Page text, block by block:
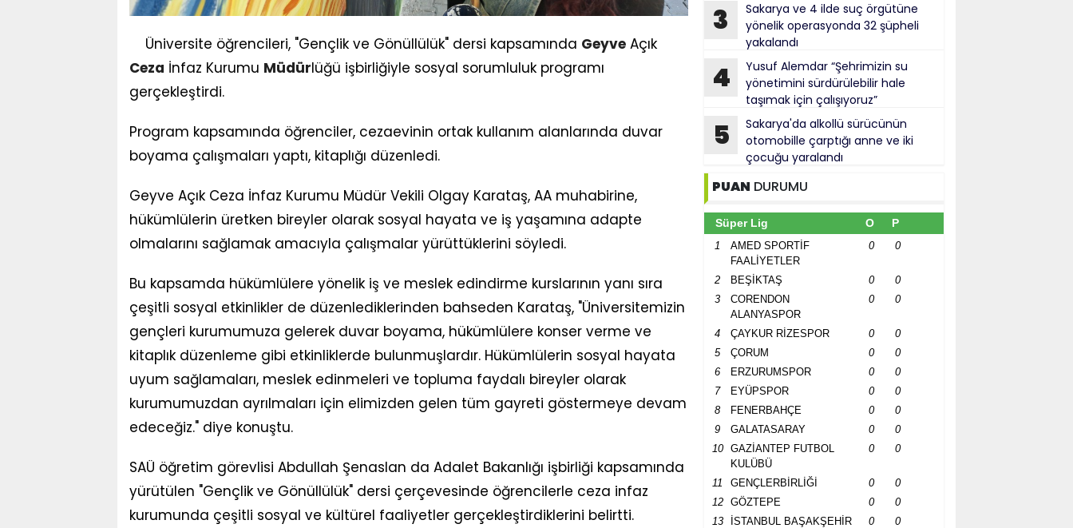
Üniversite öğrencileri, "Gençlik ve Gönüllülük" dersi kapsamında Geyve Açık
Ceza İnfaz Kurumu Müdürlüğü işbirliğiyle sosyal sorumluluk programı
gerçekleştirdi.
Program kapsamında öğrenciler, cezaevinin ortak kullanım alanlarında duvar
boyama çalışmaları yaptı, kitaplığı düzenledi.
Geyve Açık Ceza İnfaz Kurumu Müdür Vekili Olgay Karataş, AA muhabirine,
hükümlülerin üretken bireyler olarak sosyal hayata ve iş yaşamına adapte
olmalarını sağlamak amacıyla çalışmalar yürüttüklerini söyledi.
Bu kapsamda hükümlülere yönelik iş ve meslek edindirme kurslarının yanı sıra
çeşitli sosyal etkinlikler de düzenlediklerinden bahseden Karataş, "Üniversitemizin
gençleri kurumumuza gelerek duvar boyama, hükümlülere konser verme ve
kitaplık düzenleme gibi etkinliklerde bulunmuşlardır. Hükümlülerin sosyal hayata
uyum sağlamaları, meslek edinmeleri ve topluma faydalı bireyler olarak
kurumumuzdan ayrılmaları için elimizden gelen tüm gayreti göstermeye devam
edeceğiz." diye konuştu.
SAÜ öğretim görevlisi Abdullah Şenaslan da Adalet Bakanlığı işbirliği kapsamında
yürütülen "Gençlik ve Gönüllülük" dersi çerçevesinde öğrencilerle ceza infaz
kurumunda çeşitli sosyal ve kültürel faaliyetler gerçekleştirdiklerini belirtti.
3
Sakarya ve 4 ilde suç örgütüne
yönelik operasyonda 32 şüpheli
yakalandı
4
Yusuf Alemdar “Şehrimizin su
yönetimini sürdürülebilir hale
taşımak için çalışıyoruz”
5
Sakarya'da alkollü sürücünün
otomobille çarptığı anne ve iki
çocuğu yaralandı
PUAN DURUMU
Süper Lig O P
1
AMED SPORTİF
FAALİYETLER
0 0
2 BEŞİKTAŞ 0
0
3
CORENDON
ALANYASPOR
0 0
4 ÇAYKUR RİZESPOR 0
0
5
ÇORUM 0
0
6
ERZURUMSPOR 0
0
7
EYÜPSPOR 0
0
8
FENERBAHÇE 0
0
9
GALATASARAY 0
0
10
GAZİANTEP FUTBOL
KULÜBÜ
0 0
11 GENÇLERBİRLİĞİ 0
0
12
GÖZTEPE 0
0
13
İSTANBUL BAŞAKŞEHİR 0
0